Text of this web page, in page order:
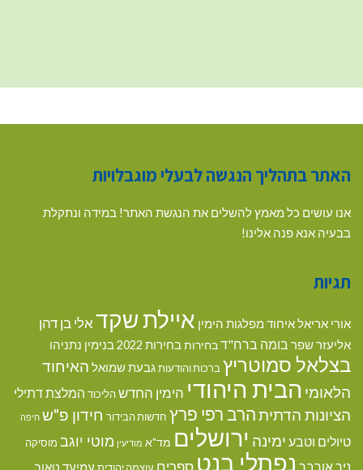
האתר בתהליך הנגשה לבעלי מוגבלויות
אנו עושים כל מאמץ להשלים את הנגשת האתר! במידה ונתקלת
בבעיה אנא פנה אלינו!
תגיות
אורי אריאלאיחוד מפלגות הימין איילת שקדאלי בן דהן
אליעזר שפר בומה ברח"דבחירות בחירות 2022 בנימין נתניהו
בצלאל סמוטריץ ברכות והודעותגבעת שמואל האיחוד
הלאומי הבית היהודי הימין החדשהליכוד המלצת דתילי
הציונות הדתיתהרב רפי פרץ חדשות הבידור חידון פ"ש חיפה
טיולים וטבע ימינה ירושלים מד"א מודיעין מוטי יוגב מוסיקה
ניר אורבך נפתלי בנט ספרים עוצמה יהודית עמיעד טאוב